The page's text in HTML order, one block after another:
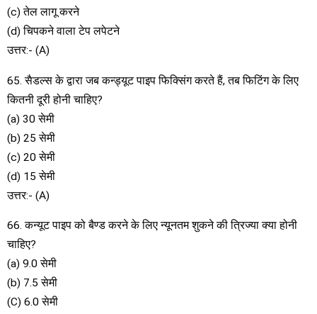
(c) तेल लागू करने
(d) चिपकने वाला टेप लपेटने
उत्तर:- (A)
65. सैडल्स के द्वारा जब कन्ड्यूट पाइप फिक्सिंग करते हैं, तब फिटिंग के लिए
कितनी दूरी होनी चाहिए?
(a) 30 सेमी
(b) 25 सेमी
(c) 20 सेमी
(d) 15 सेमी
उत्तर:- (A)
66. कन्यूट पाइप को बैण्ड करने के लिए न्यूनतम शुकने की त्रिज्या क्या होनी
चाहिए?
(a) 9.0 सेमी
(b) 7.5 सेमी
(C) 6.0 सेमी